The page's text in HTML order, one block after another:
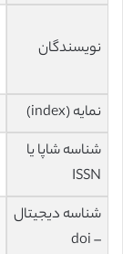
نویسندگان
نمایه (index)
شناسه شاپا یا
ISSN
شناسه دیجیتال
– doi